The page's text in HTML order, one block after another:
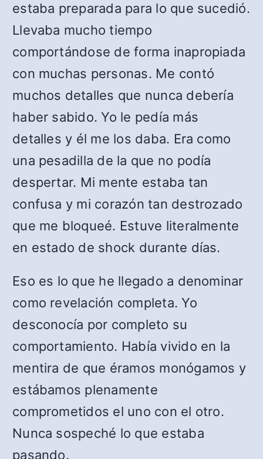
estaba preparada para lo que sucedió.
Llevaba mucho tiempo
comportándose de forma inapropiada
con muchas personas. Me contó
muchos detalles que nunca debería
haber sabido. Yo le pedía más
detalles y él me los daba. Era como
una pesadilla de la que no podía
despertar. Mi mente estaba tan
confusa y mi corazón tan destrozado
que me bloqueé. Estuve literalmente
en estado de shock durante días.
Eso es lo que he llegado a denominar
como revelación completa. Yo
desconocía por completo su
comportamiento. Había vivido en la
mentira de que éramos monógamos y
estábamos plenamente
comprometidos el uno con el otro.
Nunca sospeché lo que estaba
pasando.